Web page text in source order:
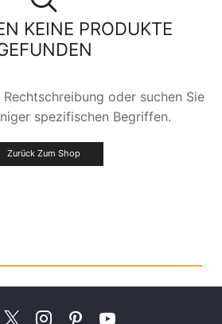
KEINE PRODUKTE
oder suchen Sie
spezifischen Begriffen.
Zurück Zum Shop